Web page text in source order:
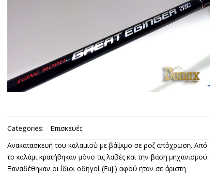
Categories:
Επισκευές
Ανακατασκευή του καλαμιού με βάψιμο σε ροζ απόχρωση. Από
το καλάμι κρατήθηκαν μόνο τις λαβές και την βάση μηχανισμού.
Ξαναδέθηκαν οι ίδιοι οδηγοί (Fuji) αφού ήταν σε άριστη